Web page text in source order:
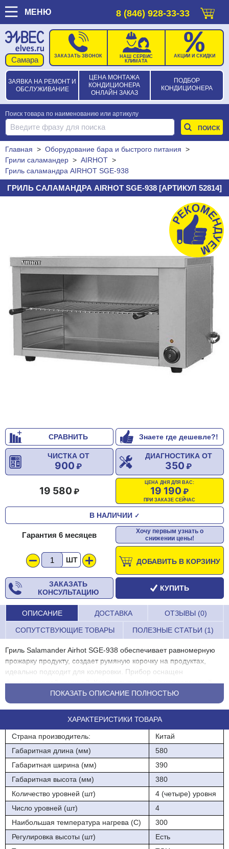
МЕНЮ 8 (846) 928-33-33
ЗАЯВКА НА РЕМОНТ И
ОБСЛУЖИВАНИЕ
ЦЕНА МОНТАЖА
КОНДИЦИОНЕРА
ОНЛАЙН ЗАКАЗ
ПОДБОР
КОНДИЦИОНЕРА
ЗАКАЗАТЬ ЗВОНОК
НАШ СЕРВИС
КЛИМАТА
АКЦИИ И СКИДКИ
Поиск товара по наименованию или артикулу
Главная > Оборудование бара и быстрого питания >
Грили саламандер > AIRHOT >
Гриль саламандра AIRHOT SGE-938
ГРИЛЬ САЛАМАНДРА AIRHOT SGE-938 [АРТИКУЛ 52814]
СРАВНИТЬ Знаете где дешевле?!
ДИАГНОСТИКА ОТ
350
ЧИСТКА ОТ
900
ЦЕНА ДНЯ ДЛЯ ВАС:
19 190
ПРИ ЗАКАЗЕ СЕЙЧАС
19 580
В НАЛИЧИИ ✓
Гарантия 6 месяцев
Хочу первым узнать о
снижении цены!
ШТ ДОБАВИТЬ В КОРЗИНУ
ЗАКАЗАТЬ
КОНСУЛЬТАЦИЮ
КУПИТЬ
ОПИСАНИЕ ДОСТАВКА ОТЗЫВЫ (0)
СОПУТСТВУЮЩИЕ ТОВАРЫ ПОЛЕЗНЫЕ СТАТЬИ (1)
Гриль Salamander Airhot SGE-938 обеспечивает равномерную
прожарку продукту, создает румяную корочку на продуктах,
идеально подходит для колеровки. Прибор оснащен
фиксированной крышкой. Корпус выполнен из нержавеющей
Тип - с подвижной решеткой
Напряжение - 220 В
Мощность - 2.2 кВт
Ширина - 580 мм
Глубина - 390 мм
Высота - 380 мм
Вес (без упаковки) - 18 кг
ПОКАЗАТЬ ОПИСАНИЕ ПОЛНОСТЬЮ
ХАРАКТЕРИСТИКИ ТОВАРА
Страна производитель:
Китай
Габаритная длина (мм)
580
Габаритная ширина (мм)
390
Габаритная высота (мм)
380
Количество уровней (шт)
4 (четыре) уровня
Число уровней (шт)
4
Наибольшая температура нагрева (С)
300
Регулировка высоты (шт)
Есть